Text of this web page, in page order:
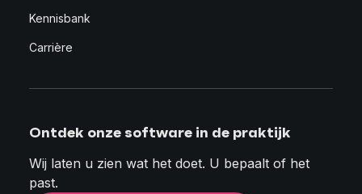
Kennisbank
Carrière
Ontdek onze software in de praktijk
Wij laten u zien wat het doet. U bepaalt of het
past.